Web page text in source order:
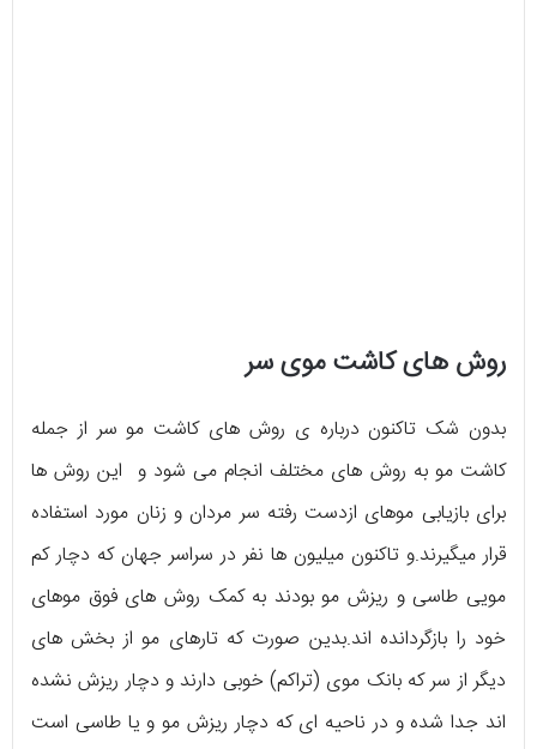
روش های کاشت موی سر
بدون شک تاکنون درباره ی روش های کاشت مو سر از جمله
کاشت مو به روش های مختلف انجام می شود و این روش ها
برای بازیابی موهای ازدست رفته سر مردان و زنان مورد استفاده
قرار میگیرند.و تاکنون میلیون ها نفر در سراسر جهان که دچار کم
مویی طاسی و ریزش مو بودند به کمک روش های فوق موهای
خود را بازگردانده اند.بدین صورت که تارهای مو از بخش های
دیگر از سر که بانک موی (تراکم) خوبی دارند و دچار ریزش نشده
اند جدا شده و در ناحیه ای که دچار ریزش مو و یا طاسی است